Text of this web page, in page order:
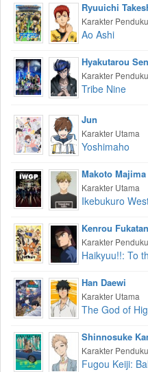
Ryuuichi
Karakter
Ao Ashi
Hyakutarou
Karakter
Tribe Nine
Jun
Karakter Utama
Yoshimaho
Makoto Majima
Karakter Utama
Ikebukuro
Kenrou
Karakter
Haikyuu!!: To
Han Daewi
Karakter Utama
The God of
Shinnosuke
Karakter
Fugou Keiji: